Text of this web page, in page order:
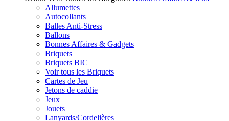
Allumettes
Autocollants
Balles Anti-Stress
Ballons
Bonnes Affaires & Gadgets
Briquets
Briquets BIC
Voir tous les Briquets
Cartes de Jeu
Jetons de caddie
Jeux
Jouets
Lanyards/Cordelières